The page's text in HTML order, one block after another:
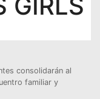
consolidarán al
familiar y